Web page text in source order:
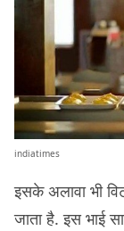
indiatimes
इसके अलावा भी
जाता है. इस भाई